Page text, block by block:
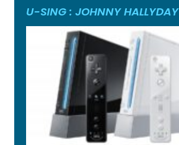
U-SING : JOHNNY HALLYDAY